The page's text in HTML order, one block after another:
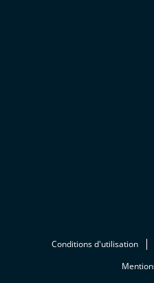
Conditions d'utilisation